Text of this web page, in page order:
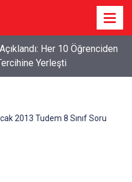
Her 10 Öğrenciden
Yerleşti
2013 Tudem 8 Sınıf Soru